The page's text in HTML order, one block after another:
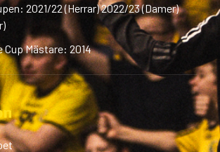
2021/22 (Herrar) 2022/23 (Damer)
Cup Mästare: 2014